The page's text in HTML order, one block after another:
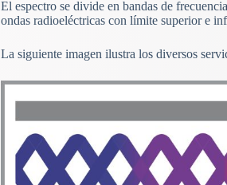
El espectro se divide en bandas de
ondas radioeléctricas con límite superior e
La siguiente imagen ilustra los diversos